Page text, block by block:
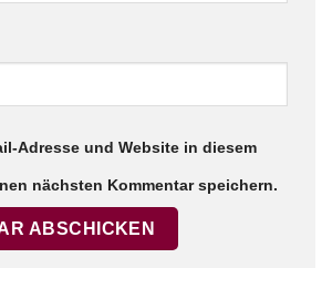
Adresse und Website in diesem
nächsten Kommentar speichern.